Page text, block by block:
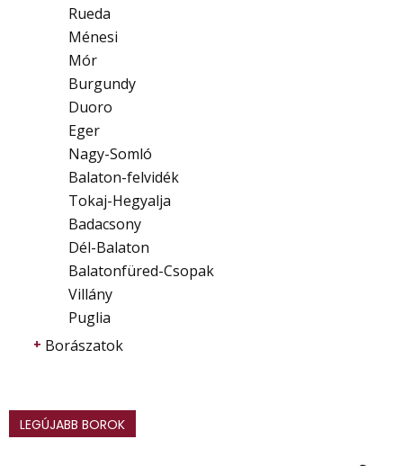
Rueda
Ménesi
Mór
Burgundy
Duoro
Eger
Nagy-Somló
Balaton-felvidék
Tokaj-Hegyalja
Badacsony
Dél-Balaton
Balatonfüred-Csopak
Villány
Puglia
Borászatok
LEGÚJABB BOROK